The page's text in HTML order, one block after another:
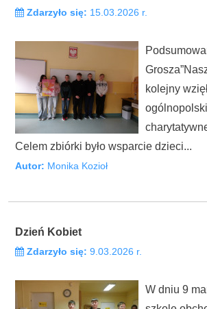
Zdarzyło się: 15.03.2026 r.
kolejny
Celem zbiórki było wsparcie dzieci...
Autor: Monika Kozioł
Dzień Kobiet
Zdarzyło się: 9.03.2026 r.
W dniu 9